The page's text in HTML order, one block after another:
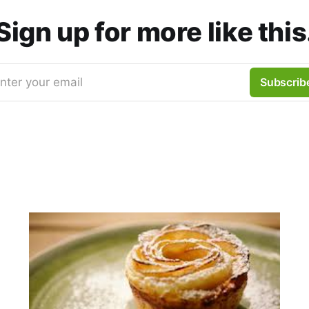
up for more like
your email